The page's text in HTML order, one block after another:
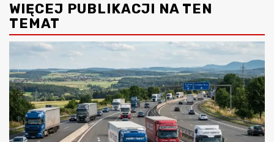
WIĘCEJ PUBLIKACJI NA TEN
TEMAT